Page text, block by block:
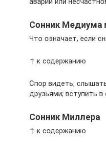
Сонник Медиума
Что означает, если
↑ к содержанию
Спор видеть,
друзьями; вступить
Сонник Миллера
↑ к содержанию